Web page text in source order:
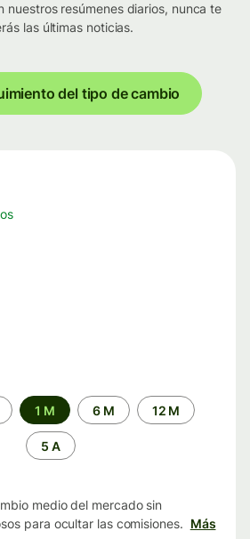
nuestros resúmenes diarios, nunca te
las últimas noticias.
del tipo de cambio
1 M 6 M 12 M
5 A
medio del mercado sin
para ocultar las comisiones. Más